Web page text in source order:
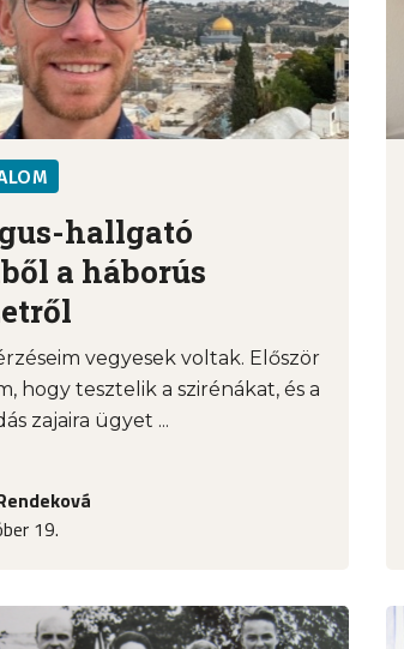
hallgató
a háborús
vegyesek voltak. Először
hogy tesztelik a szirénákat, és a
zajaira ügyet ...
19.